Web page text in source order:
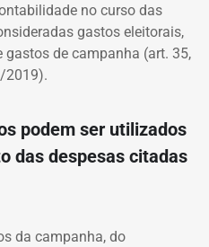
no curso das
gastos eleitorais,
de campanha (art. 35,
2019).
podem ser utilizados
das despesas citadas
da campanha, do